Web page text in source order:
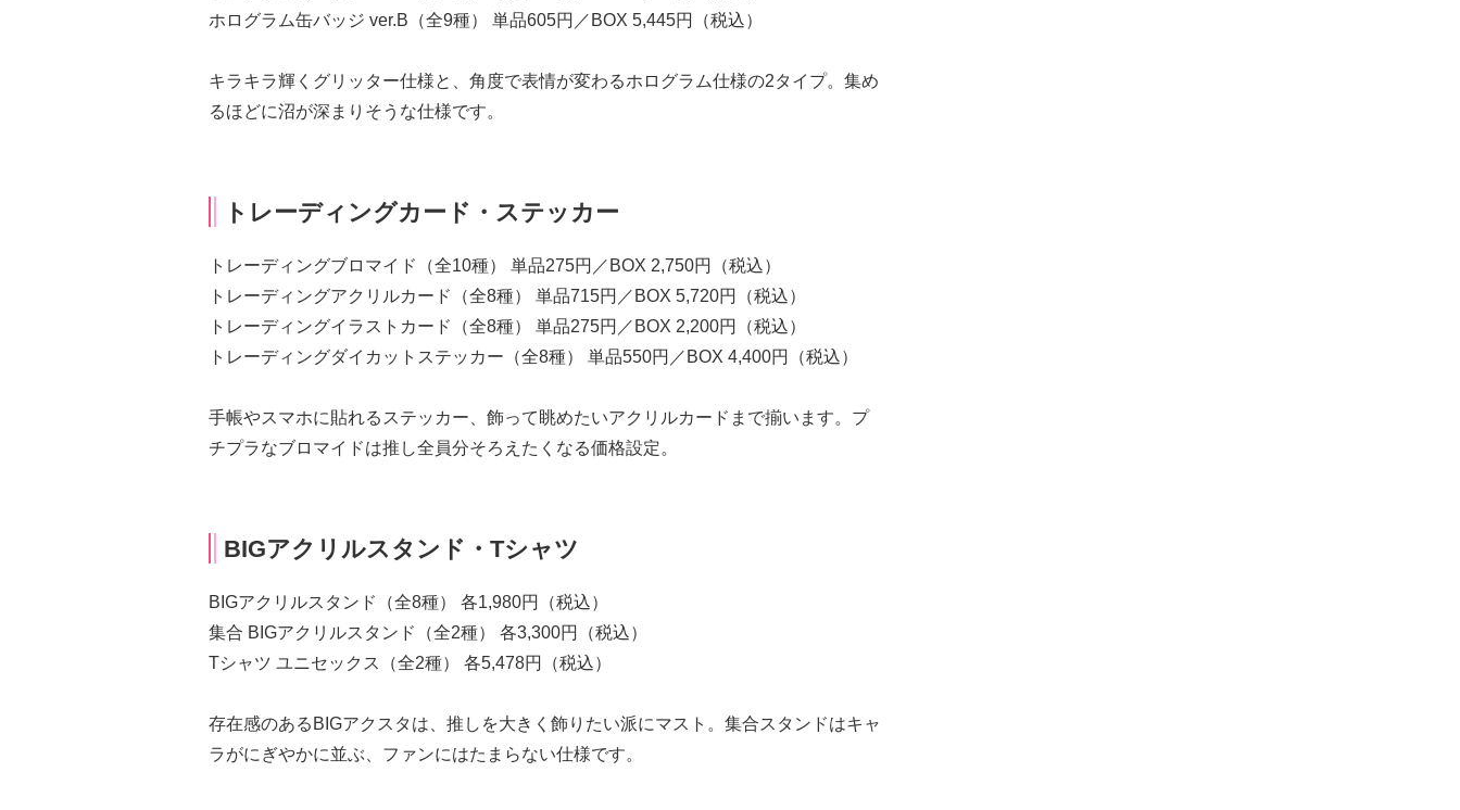
ホログラム缶バッジ ver.B（全9種） 単品605円／BOX 5,445円（税込）
キラキラ輝くグリッター仕様と、角度で表情が変わるホログラム仕様の2タイプ。集め
るほどに沼が深まりそうな仕様です。
トレーディングカード・ステッカー
トレーディングブロマイド（全10種） 単品275円／BOX 2,750円（税込）
トレーディングアクリルカード（全8種） 単品715円／BOX 5,720円（税込）
トレーディングイラストカード（全8種） 単品275円／BOX 2,200円（税込）
トレーディングダイカットステッカー（全8種） 単品550円／BOX 4,400円（税込）
手帳やスマホに貼れるステッカー、飾って眺めたいアクリルカードまで揃います。プ
チプラなブロマイドは推し全員分そろえたくなる価格設定。
BIGアクリルスタンド・Tシャツ
BIGアクリルスタンド（全8種） 各1,980円（税込）
集合 BIGアクリルスタンド（全2種） 各3,300円（税込）
Tシャツ ユニセックス（全2種） 各5,478円（税込）
存在感のあるBIGアクスタは、推しを大きく飾りたい派にマスト。集合スタンドはキャ
ラがにぎやかに並ぶ、ファンにはたまらない仕様です。